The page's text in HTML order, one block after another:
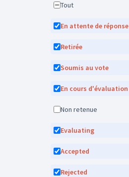
Tout
En attente de réponse
Retirée
Soumis au vote
En cours d'évaluation
Non retenue
Evaluating
Accepted
Rejected